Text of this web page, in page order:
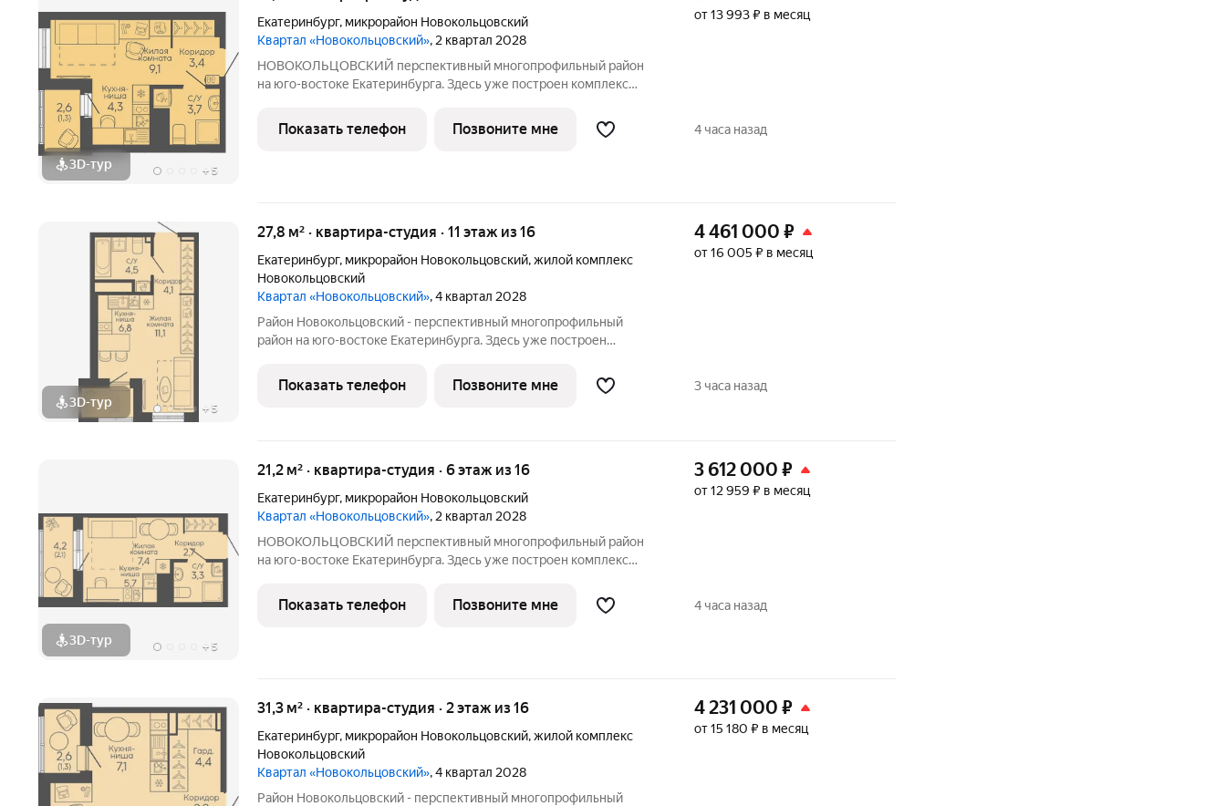
3D-тур + 5
Екатеринбург, микрорайон Новокольцовский
Квартал «Новокольцовский», 2 квартал 2028
НОВОКОЛЬЦОВСКИЙ перспективный многопрофильный район
на юго-востоке Екатеринбурга. Здесь уже построен комплекс
международного уровня: Дворец водных видов спорта,
общественный и медицинский центры,
от 13 993 ₽ в месяц
Показать телефон Позвоните мне 4 часа назад
3D-тур + 5
27,8 м² · квартира-студия · 11 этаж из 16
Екатеринбург, микрорайон Новокольцовский,жилой комплекс
Новокольцовский
Квартал «Новокольцовский», 4 квартал 2028
Район Новокольцовский - перспективный многопрофильный
район на юго-востоке Екатеринбурга. Здесь уже построен
международного уровня: Дворец водных видов спорта,
общественный и медицинский центры,
4 461 000 ₽
от 16 005 ₽ в месяц
Показать телефон Позвоните мне 3 часа назад
3D-тур + 5
21,2 м² · квартира-студия · 6 этаж из 16
Екатеринбург, микрорайон Новокольцовский
Квартал «Новокольцовский», 2 квартал 2028
НОВОКОЛЬЦОВСКИЙ перспективный многопрофильный район
на юго-востоке Екатеринбурга. Здесь уже построен комплекс
международного уровня: Дворец водных видов спорта,
общественный и медицинский центры,
3 612 000 ₽
от 12 959 ₽ в месяц
Показать телефон Позвоните мне 4 часа назад
31,3 м² · квартира-студия · 2 этаж из 16
Екатеринбург, микрорайон Новокольцовский,жилой комплекс
Новокольцовский
Квартал «Новокольцовский», 4 квартал 2028
Район Новокольцовский - перспективный многопрофильный
4 231 000 ₽
от 15 180 ₽ в месяц